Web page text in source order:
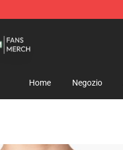
Home Negozio